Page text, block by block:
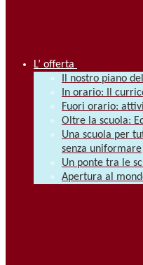
L’ offerta
Il nostro piano
In orario: Il
Fuori orario:
Oltre la scuola:
Una scuola per
senza uniformare
Un ponte tra le
Apertura al